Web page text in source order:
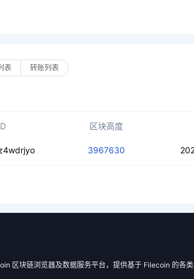
表 转账列表
区块高度
3967630
区块链浏览器及数据服务平台，提供基于 Filecoin 的各